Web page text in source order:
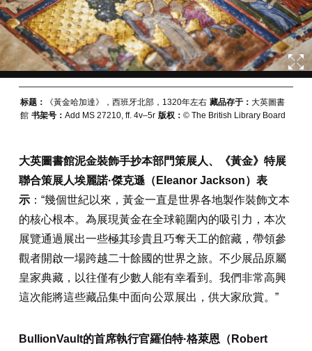
标题： 《黃金哈加達》，西班牙北部，1320年左右 藏品存于： 大英圖書
館 书架号： Add MS 27210, ff. 4v–5r 版权： © The British Library Board
大英圖書館泥金裝飾手抄本部門策展人、《黃金》特展
聯合策展人埃麗諾·傑克遜（Eleanor Jackson）表
示：“幾個世紀以來，黃金一直是世界各地製作裝飾文本
的核心根本。為展現黃金在全球範圍內的吸引力，本次
展覽通過展出一些極其珍貴且巧奪天工的館藏，帶領參
觀者開啟一場跨越二十餘國的世界之旅。不少展品原屬
皇家典藏，以往僅有少數人能有幸看到。我們非常高興
這次能將這些藏品集中面向公眾展出，供大家欣賞。”
BullionVault的首席執行官羅伯特·格萊恩（Robert